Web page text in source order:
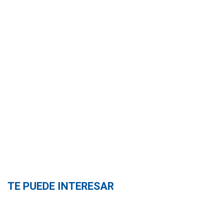
TE PUEDE INTERESAR